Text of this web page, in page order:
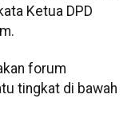
Ketua DPD
forum
tingkat di bawah